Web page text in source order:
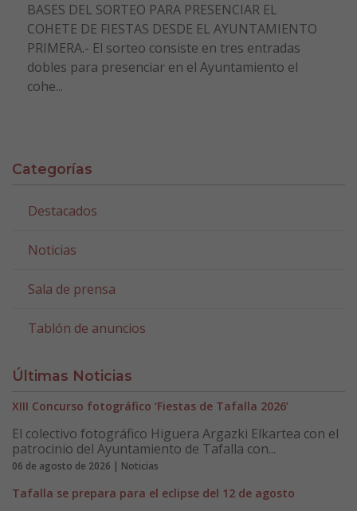
BASES DEL SORTEO PARA PRESENCIAR EL
COHETE DE FIESTAS DESDE EL AYUNTAMIENTO
PRIMERA.- El sorteo consiste en tres entradas
dobles para presenciar en el Ayuntamiento el
cohe...
Categorías
Destacados
Noticias
Sala de prensa
Tablón de anuncios
Últimas Noticias
XIII Concurso fotográfico ‘Fiestas de Tafalla 2026’
El colectivo fotográfico Higuera Argazki Elkartea con el
patrocinio del Ayuntamiento de Tafalla con...
06 de agosto de 2026 | Noticias
Tafalla se prepara para el eclipse del 12 de agosto